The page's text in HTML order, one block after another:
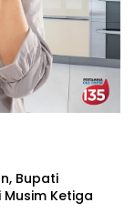
Bupati
Ketiga